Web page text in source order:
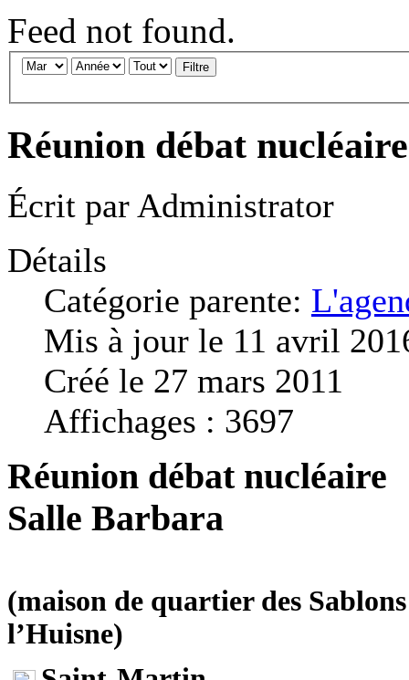
Feed not found.
Filtre
Réunion débat nucléaire
Écrit par Administrator
Détails
Catégorie parente:
Mis à jour le 11 avril
Créé le 27 mars 2011
Affichages : 3697
Réunion débat nucléaire
Salle Barbara
(maison de quartier des
l’Huisne)